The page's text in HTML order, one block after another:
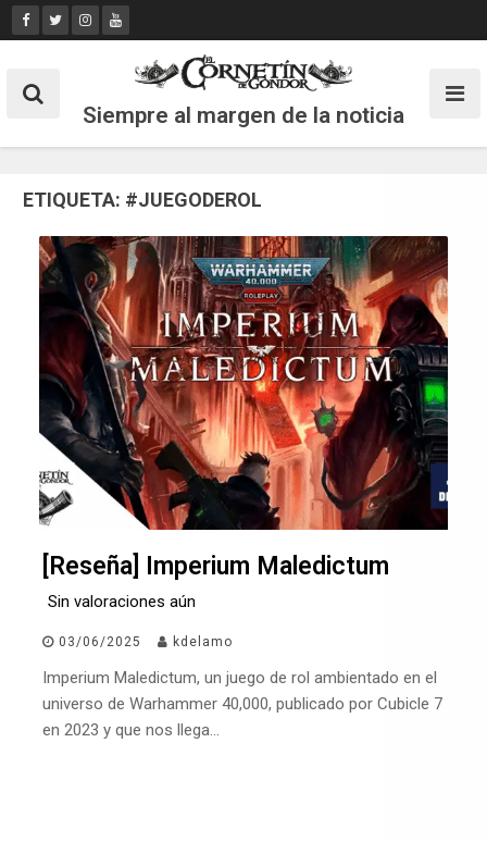
Skip
to
Siempre al margen de la noticia
ETIQUETA: #JUEGODEROL
[Reseña] Imperium Maledictum
Sin valoraciones aún
03/06/2025 kdelamo
Imperium Maledictum, un juego de rol ambientado en el
universo de Warhammer 40,000, publicado por Cubicle 7
en 2023 y que nos llega…